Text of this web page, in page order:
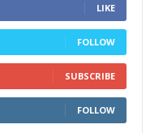
LIKE
FOLLOW
SUBSCRIBE
FOLLOW